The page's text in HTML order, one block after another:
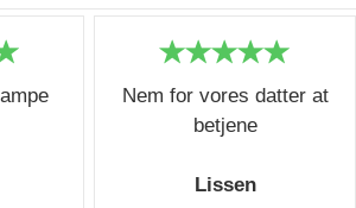
Nem for vores datter at
betjene
Lissen